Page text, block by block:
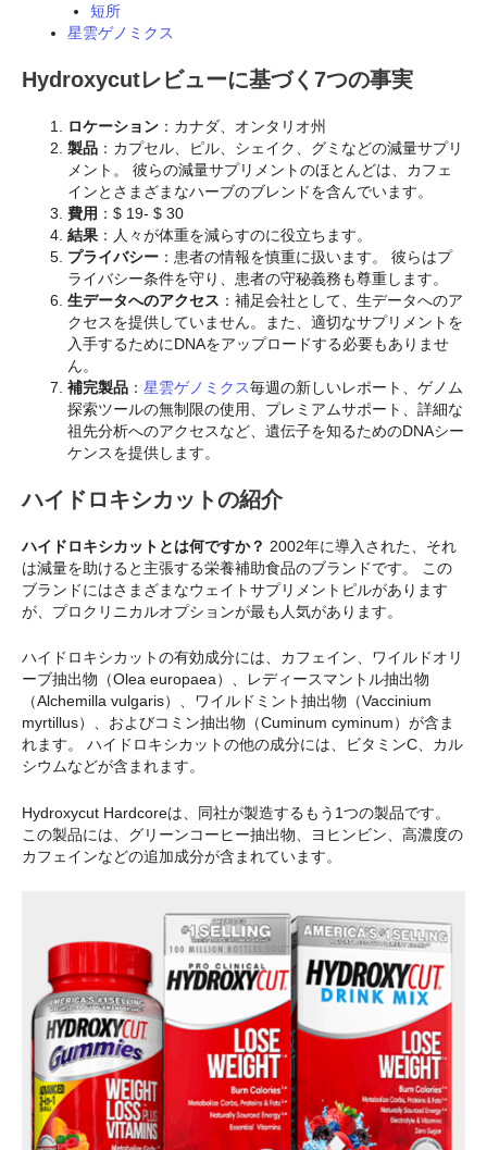
短所
星雲ゲノミクス
Hydroxycutレビューに基づく7つの事実
ロケーション ：カナダ、オンタリオ州
製品 ：カプセル、ピル、シェイク、グミなどの減量サプリ
メント。 彼らの減量サプリメントのほとんどは、カフェ
インとさまざまなハーブのブレンドを含んでいます。
費用 ：$ 19- $ 30
結果 ：人々が体重を減らすのに役立ちます。
プライバシー ：患者の情報を慎重に扱います。 彼らはプ
ライバシー条件を守り、患者の守秘義務も尊重します。
生データへのアクセス ：補足会社として、生データへのア
クセスを提供していません。また、適切なサプリメントを
入手するためにDNAをアップロードする必要もありませ
ん。
補完製品 ： 星雲ゲノミクス毎週の新しいレポート、ゲノム
探索ツールの無制限の使用、プレミアムサポート、詳細な
祖先分析へのアクセスなど、遺伝子を知るためのDNAシー
ケンスを提供します。
ハイドロキシカットの紹介
ハイドロキシカットとは何ですか？ 2002年に導入された、それ
は減量を助けると主張する栄養補助食品のブランドです。 この
ブランドにはさまざまなウェイトサプリメントピルがあります
が、プロクリニカルオプションが最も人気があります。
ハイドロキシカットの有効成分には、カフェイン、ワイルドオリ
ーブ抽出物（Olea europaea）、レディースマントル抽出物
（Alchemilla vulgaris）、ワイルドミント抽出物（Vaccinium
myrtillus）、およびコミン抽出物（Cuminum cyminum）が含ま
れます。 ハイドロキシカットの他の成分には、ビタミンC、カル
シウムなどが含まれます。
Hydroxycut Hardcoreは、同社が製造するもう1つの製品です。
この製品には、グリーンコーヒー抽出物、ヨヒンビン、高濃度の
カフェインなどの追加成分が含まれています。